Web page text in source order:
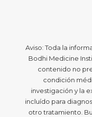
Aviso: Toda la
Bodhi Medicine
contenido no
condición
investigación y la
incluído para
otro tratamiento.